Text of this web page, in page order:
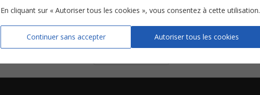
Le gai laboureur
En cliquant sur « Autoriser tous les cookies », vous consentez à cette utilisation.
Continuer sans accepter Autoriser tous les cookies